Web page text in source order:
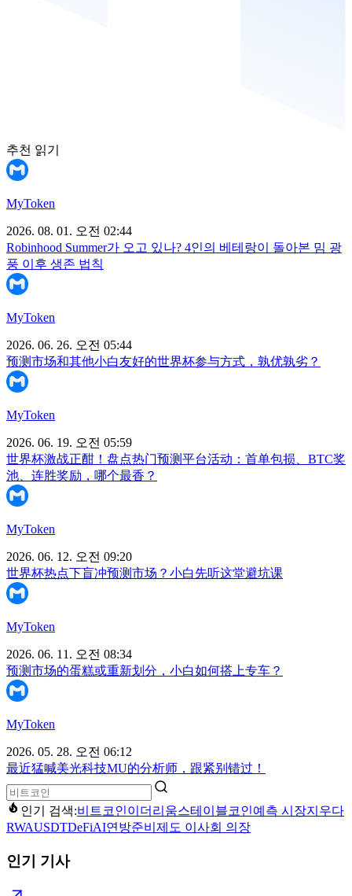
추천 읽기
MyToken
2026. 08. 01. 오전 02:44
Robinhood Summer가 오고 있나? 4인의 베테랑이 돌아본 밈 광
풍 이후 생존 법칙
MyToken
2026. 06. 26. 오전 05:44
预测市场和其他小白友好的世界杯参与方式，孰优孰劣？
MyToken
2026. 06. 19. 오전 05:59
世界杯激战正酣！盘点热门预测平台活动：首单包损、BTC奖
池、连胜奖励，哪个最香？
MyToken
2026. 06. 12. 오전 09:20
世界杯热点下盲冲预测市场？小白先听这堂避坑课
MyToken
2026. 06. 11. 오전 08:34
预测市场的蛋糕或重新划分，小白如何搭上专车？
MyToken
2026. 05. 28. 오전 06:12
最近猛喊美光科技MU的分析师，跟紧别错过！
인기 검색:비트코인이더리움스테이블코인예측 시장지우다
RWAUSDTDeFiAI연방준비제도 이사회 의장
인기 기사